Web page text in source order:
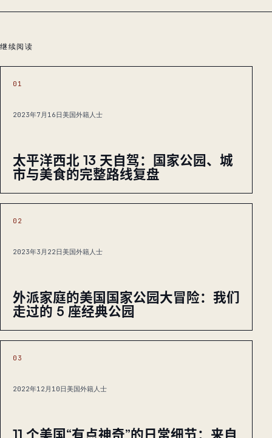
继续阅读
01
2023年7月16日美国外籍人士
太平洋西北 13 天自驾：国家公园、城
市与美食的完整路线复盘
02
2023年3月22日美国外籍人士
外派家庭的美国国家公园大冒险：我们
走过的 5 座经典公园
03
2022年12月10日美国外籍人士
11 个美国“有点神奇”的日常细节：来自